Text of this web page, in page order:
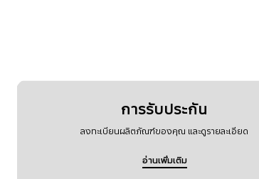
การรับประกัน
ลงทะเบียนผลิตภัณฑ์ของคุณ และดูรายละเอียด
อ่านเพิ่มเติม